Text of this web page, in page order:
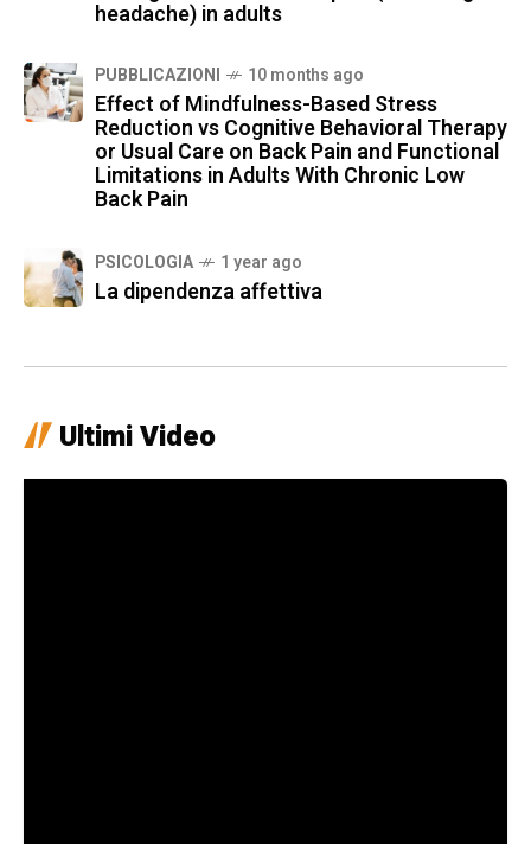
headache) in adults
PUBBLICAZIONI 10 months ago
Effect of Mindfulness-Based Stress
Reduction vs Cognitive Behavioral Therapy
or Usual Care on Back Pain and Functional
Limitations in Adults With Chronic Low
Back Pain
PSICOLOGIA 1 year ago
La dipendenza affettiva
Ultimi Video